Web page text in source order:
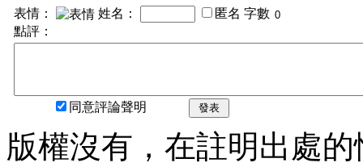
表情： 姓名： 匿名 字數
點評：
同意評論聲明 發表
版權沒有，在註明出處